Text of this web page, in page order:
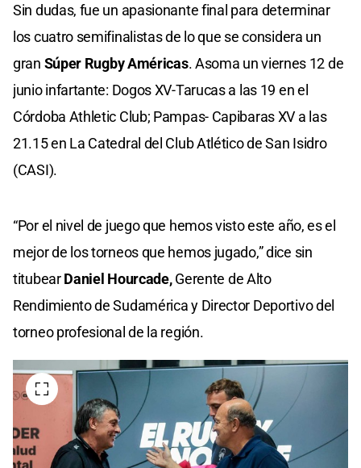
Sin dudas, fue un apasionante final para determinar
los cuatro semifinalistas de lo que se considera un
gran Súper Rugby Américas. Asoma un viernes 12 de
junio infartante: Dogos XV-Tarucas a las 19 en el
Córdoba Athletic Club; Pampas- Capibaras XV a las
21.15 en La Catedral del Club Atlético de San Isidro
(CASI).
“Por el nivel de juego que hemos visto este año, es el
mejor de los torneos que hemos jugado,” dice sin
titubearDaniel Hourcade,Gerente de Alto
Rendimiento de Sudamérica y Director Deportivo del
torneo profesional de la región.